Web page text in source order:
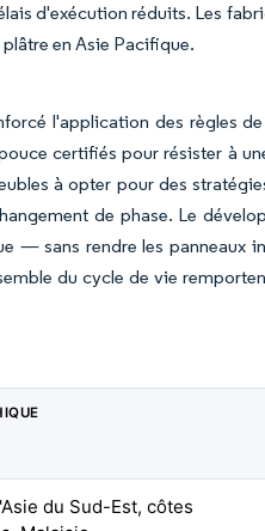
d'exécution réduits. Les
en Asie Pacifique.
l'application des règles
certifiés pour résister à
à opter pour des
de phase. Le
— sans rendre les panneaux
du cycle de vie
du Sud-Est, côtes